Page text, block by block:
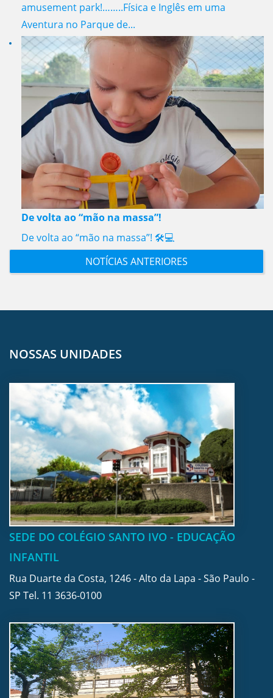
amusement park!……..Física e Inglês em uma
Aventura no Parque de...
De volta ao “mão na massa”!
De volta ao “mão na massa”! 🛠️💻
NOTÍCIAS ANTERIORES
NOSSAS UNIDADES
SEDE DO COLÉGIO SANTO IVO - EDUCAÇÃO
INFANTIL
Rua Duarte da Costa, 1246 - Alto da Lapa - São Paulo -
SP Tel. 11 3636-0100